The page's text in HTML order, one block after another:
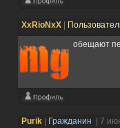
XxRioNxX
обещают
Purik Гражданин | 7